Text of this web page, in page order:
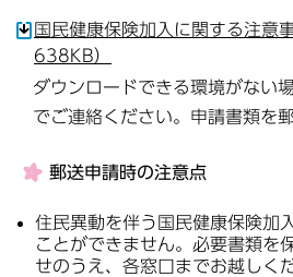
国民健康保険加入に関する注意
638KB）
ダウンロードできる環境がない
でご連絡ください。申請書類を
郵送申請時の注意点
住民異動を伴う国民健康保険加
ことができません。必要書類を
せのうえ、各窓口までお越しく